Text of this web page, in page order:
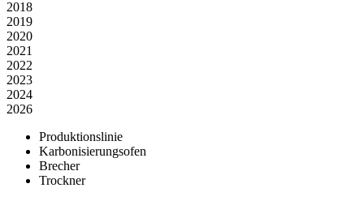
2018
2019
2020
2021
2022
2023
2024
2026
Produktionslinie
Karbonisierungsofen
Brecher
Trockner